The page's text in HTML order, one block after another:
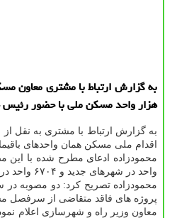
هزار واحد مسكن ملی با حضور
به گزارش ارتباط با مشتری به نقل
اقدام ملی مسکن همان واحدهای باقیمانده مسکن
واحد در شهرهای جدید و ۶۷۰۴ واحد در بافت های فرسوده است.
پروژه های فاقد متقاضی از سرفصل